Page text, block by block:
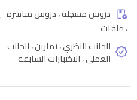
دروس مسجلة ، دروس مباشرة
، ملفات
الجانب النظري ، تمارين ، الجانب
العملي ، الاختبارات السابقة